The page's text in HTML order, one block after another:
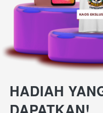
HADIAH